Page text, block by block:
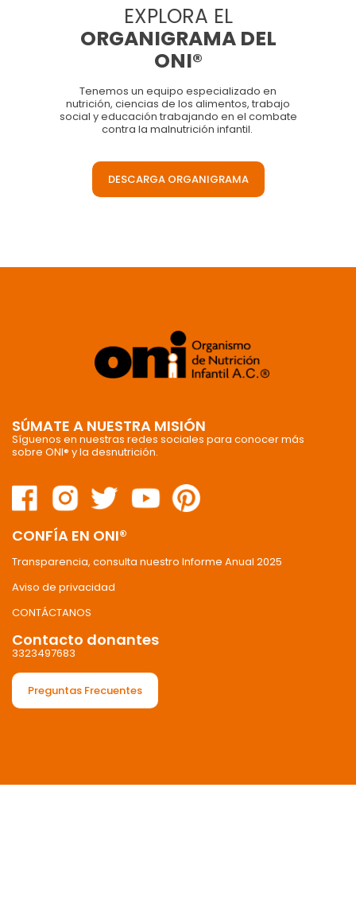
EXPLORA EL
ORGANIGRAMA DEL
ONI®
Tenemos un equipo especializado en
nutrición, ciencias de los alimentos, trabajo
social y educación trabajando en el combate
contra la malnutrición infantil.
DESCARGA ORGANIGRAMA
SÚMATE A NUESTRA MISIÓN
Síguenos en nuestras redes sociales para conocer más
sobre ONI® y la desnutrición.
CONFÍA EN ONI®
Transparencia, consulta nuestro Informe Anual 2025
Aviso de privacidad
CONTÁCTANOS
Contacto donantes
3323497683
Preguntas Frecuentes